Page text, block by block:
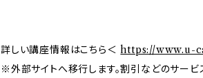
詳しい講座情報はこちら＜https://www.u-
※外部サイトへ移行します。割引などのサー